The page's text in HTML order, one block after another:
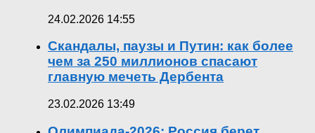
24.02.2026 14:55
Скандалы, паузы и Путин: как более
чем за 250 миллионов спасают
главную мечеть Дербента
23.02.2026 13:49